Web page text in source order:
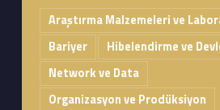
Araştırma Malzemeleri ve
Bariyer
Hibelendirme ve
Network ve Data
Organizasyon ve Prodüksiyon